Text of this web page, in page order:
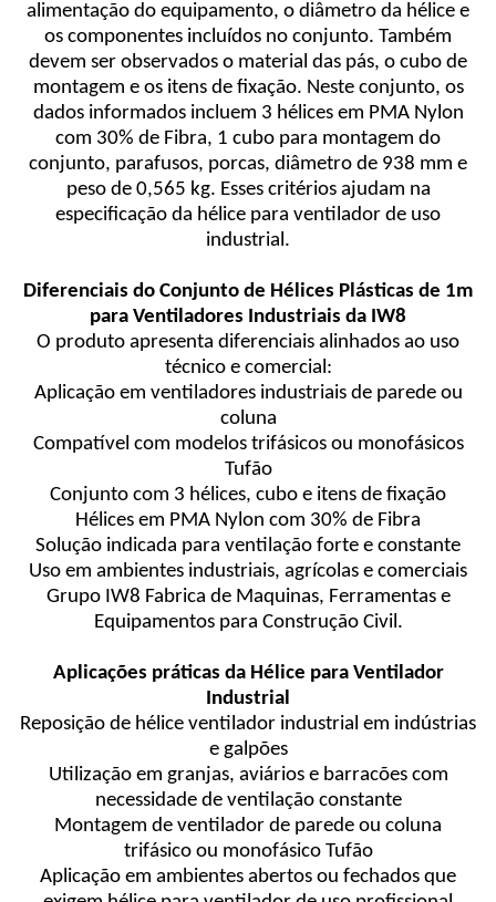
alimentação do equipamento, o diâmetro da hélice e
os componentes incluídos no conjunto. Também
devem ser observados o material das pás, o cubo de
montagem e os itens de fixação. Neste conjunto, os
dados informados incluem 3 hélices em PMA Nylon
com 30% de Fibra, 1 cubo para montagem do
conjunto, parafusos, porcas, diâmetro de 938 mm e
peso de 0,565 kg. Esses critérios ajudam na
especificação da hélice para ventilador de uso
industrial.
Diferenciais do Conjunto de Hélices Plásticas de 1m
para Ventiladores Industriais da IW8
O produto apresenta diferenciais alinhados ao uso
técnico e comercial:
Aplicação em ventiladores industriais de parede ou
coluna
Compatível com modelos trifásicos ou monofásicos
Tufão
Conjunto com 3 hélices, cubo e itens de fixação
Hélices em PMA Nylon com 30% de Fibra
Solução indicada para ventilação forte e constante
Uso em ambientes industriais, agrícolas e comerciais
Grupo IW8 Fabrica de Maquinas, Ferramentas e
Equipamentos para Construção Civil.
Aplicações práticas da Hélice para Ventilador
Industrial
Reposição de hélice ventilador industrial em indústrias
e galpões
Utilização em granjas, aviários e barracões com
necessidade de ventilação constante
Montagem de ventilador de parede ou coluna
trifásico ou monofásico Tufão
Aplicação em ambientes abertos ou fechados que